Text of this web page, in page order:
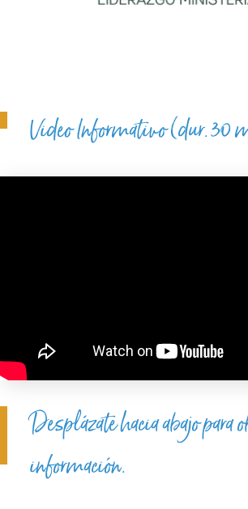
Video Informativo (dur. 30
Desplázate hacia abajo para
información.